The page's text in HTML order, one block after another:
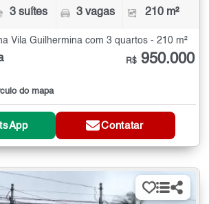
3 suítes 3 vagas 210 m²
Vila Guilhermina com 3 quartos - 210 m²
do mapa
R$ 950.000
Contatar